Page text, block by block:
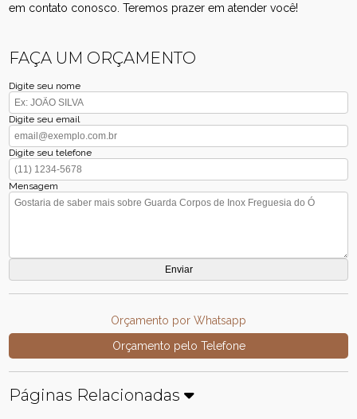
em contato conosco. Teremos prazer em atender você!
FAÇA UM ORÇAMENTO
Digite seu nome
Digite seu email
Digite seu telefone
Mensagem
Orçamento por Whatsapp
Orçamento pelo Telefone
Páginas Relacionadas